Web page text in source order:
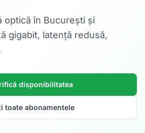
optică în București și
gigabit, latență redusă,
disponibilitatea
toate abonamentele